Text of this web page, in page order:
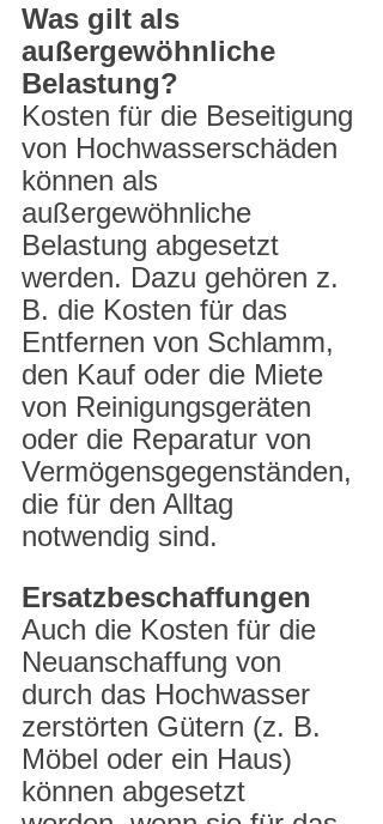
Was gilt als
außergewöhnliche
Belastung?
Kosten für die Beseitigung
von Hochwasserschäden
können als
außergewöhnliche
Belastung abgesetzt
werden. Dazu gehören z.
B. die Kosten für das
Entfernen von Schlamm,
den Kauf oder die Miete
von Reinigungsgeräten
oder die Reparatur von
Vermögensgegenständen,
die für den Alltag
notwendig sind.
Ersatzbeschaffungen
Auch die Kosten für die
Neuanschaffung von
durch das Hochwasser
zerstörten Gütern (z. B.
Möbel oder ein Haus)
können abgesetzt